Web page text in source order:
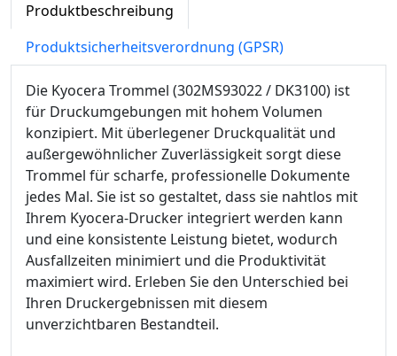
Produktbeschreibung
Produktsicherheitsverordnung (GPSR)
Die Kyocera Trommel (302MS93022 / DK3100) ist
für Druckumgebungen mit hohem Volumen
konzipiert. Mit überlegener Druckqualität und
außergewöhnlicher Zuverlässigkeit sorgt diese
Trommel für scharfe, professionelle Dokumente
jedes Mal. Sie ist so gestaltet, dass sie nahtlos mit
Ihrem Kyocera-Drucker integriert werden kann
und eine konsistente Leistung bietet, wodurch
Ausfallzeiten minimiert und die Produktivität
maximiert wird. Erleben Sie den Unterschied bei
Ihren Druckergebnissen mit diesem
unverzichtbaren Bestandteil.